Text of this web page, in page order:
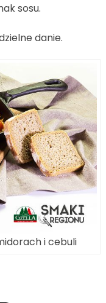
sosu.
danie.
i cebuli